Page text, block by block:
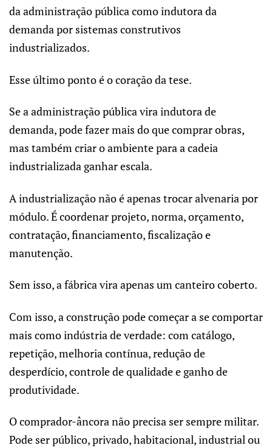
da administração pública como indutora da
demanda por sistemas construtivos
industrializados.
Esse último ponto é o coração da tese.
Se a administração pública vira indutora de
demanda, pode fazer mais do que comprar obras,
mas também criar o ambiente para a cadeia
industrializada ganhar escala.
A industrialização não é apenas trocar alvenaria por
módulo. É coordenar projeto, norma, orçamento,
contratação, financiamento, fiscalização e
manutenção.
Sem isso, a fábrica vira apenas um canteiro coberto.
Com isso, a construção pode começar a se comportar
mais como indústria de verdade: com catálogo,
repetição, melhoria contínua, redução de
desperdício, controle de qualidade e ganho de
produtividade.
O comprador-âncora não precisa ser sempre militar.
Pode ser público, privado, habitacional, industrial ou